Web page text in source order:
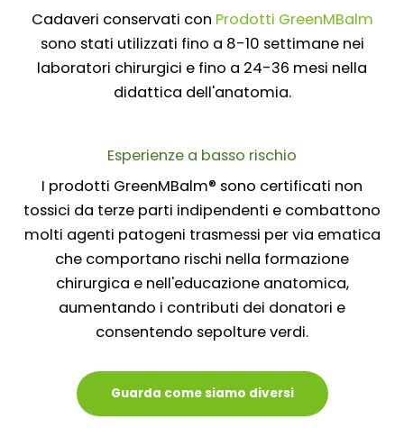
Cadaveri conservati con Prodotti GreenMBalm
sono stati utilizzati fino a 8-10 settimane nei
laboratori chirurgici e fino a 24-36 mesi nella
didattica dell'anatomia.
Esperienze a basso rischio
I prodotti GreenMBalm® sono certificati non
tossici da terze parti indipendenti e combattono
molti agenti patogeni trasmessi per via ematica
che comportano rischi nella formazione
chirurgica e nell'educazione anatomica,
aumentando i contributi dei donatori e
consentendo sepolture verdi.
Guarda come siamo diversi